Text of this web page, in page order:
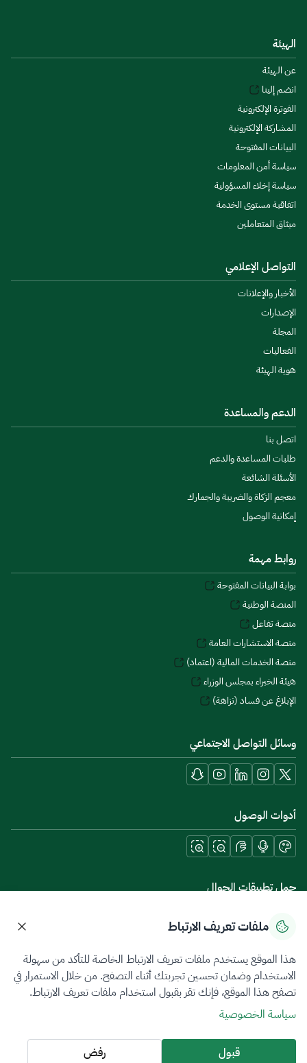
الهيئة
عن الهيئة
انضم إلينا
الفوترة الإلكترونية
المشاركة الإلكترونية
البيانات المفتوحة
سياسة أمن المعلومات
سياسة إخلاء المسؤولية
اتفاقية مستوى الخدمة
ميثاق المتعاملين
التواصل الإعلامي
الأخبار والإعلانات
الإصدارات
المجلة
الفعاليات
هوية الهيئة
الدعم والمساعدة
اتصل بنا
طلبات المساعدة والدعم
الأسئلة الشائعة
معجم الزكاة والضريبة والجمارك
إمكانية الوصول
روابط مهمة
بوابة البيانات المفتوحة
المنصة الوطنية
منصة تفاعل
منصة الاستشارات العامة
منصة الخدمات المالية (اعتماد)
هيئة الخبراء بمجلس الوزراء
الإبلاغ عن فساد (نزاهة)
وسائل التواصل الاجتماعي
أدوات الوصول
حمل تطبيقات الجوال
سياسة الخصوصيةشروط الاستخدامخريطة الموقع
جميع الحقوق محفوظة 2026 © ZATCA.GOV.SA
تم تطويره وصيانته بواسطة هيئة الزكاة والضريبة والجمارك
آخر تحديث للموقع في
ملفات تعريف الارتباط
هذا الموقع يستخدم ملفات تعريف الارتباط الخاصة للتأكد من سهولة
الاستخدام وضمان تحسين تجربتك أثناء التصفح. من خلال الاستمرار في
تصفح هذا الموقع، فإنك تقر بقبول استخدام ملفات تعريف الارتباط.
سياسة الخصوصية
قبول رفض